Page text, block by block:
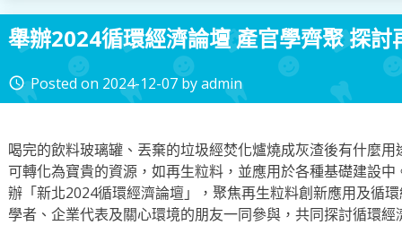
舉辦2024循環經濟論壇 產官學齊聚 探討
access_time Posted on 2024-12-07byadmin
喝完的飲料玻璃罐、丟棄的垃圾經焚化爐燒成灰渣後有什麼
可轉化為寶貴的資源，如再生粒料，並應用於各種基礎建設
辦「新北2024循環經濟論壇」，聚焦再生粒料創新應用及循
學者、企業代表及關心環境的朋友一同參與，共同探討循環